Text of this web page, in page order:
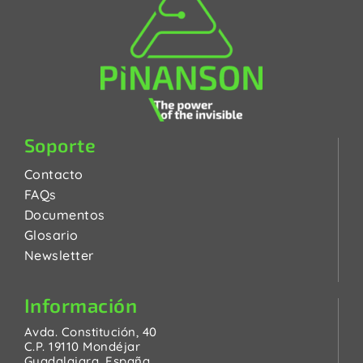
Soporte
Contacto
FAQs
Documentos
Glosario
Newsletter
Información
Avda. Constitución, 40
C.P. 19110 Mondéjar